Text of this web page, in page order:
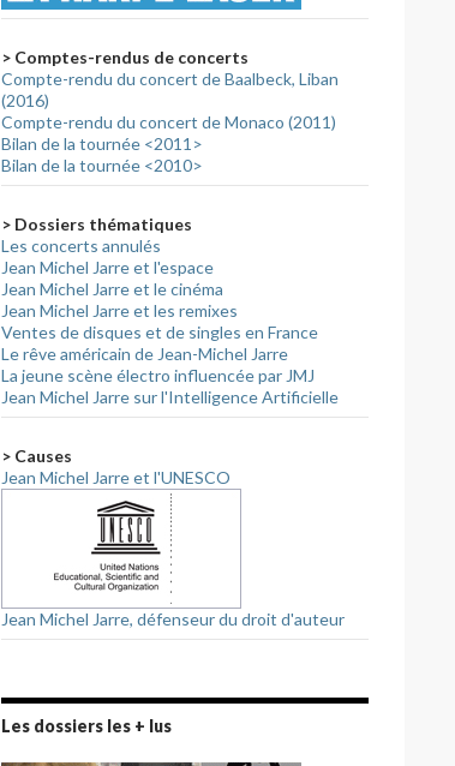
> Comptes-rendus de concerts
Compte-rendu du concert de Baalbeck, Liban
(2016)
Compte-rendu du concert de Monaco (2011)
Bilan de la tournée <2011>
Bilan de la tournée <2010>
> Dossiers thématiques
Les concerts annulés
Jean Michel Jarre et l'espace
Jean Michel Jarre et le cinéma
Jean Michel Jarre et les remixes
Ventes de disques et de singles en France
Le rêve américain de Jean-Michel Jarre
La jeune scène électro influencée par JMJ
Jean Michel Jarre sur l'Intelligence Artificielle
> Causes
Jean Michel Jarre et l'UNESCO
Jean Michel Jarre, défenseur du droit d'auteur
Les dossiers les + lus